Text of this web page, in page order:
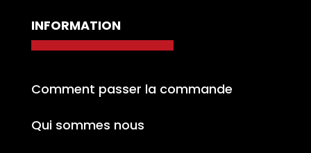
INFORMATION
Comment passer la commande
Qui sommes nous